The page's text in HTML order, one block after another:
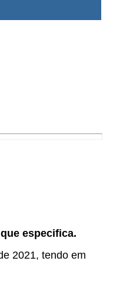
especifica.
2021, tendo em